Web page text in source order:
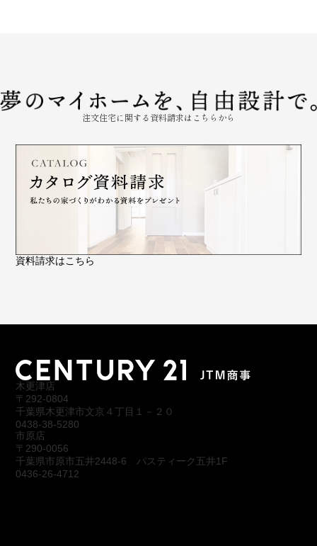
注文住宅に関する資料請求はこちらから
資料請求はこちら
木更津店
〒292-0804
千葉県木更津市文京４丁目１－２０
0438-38-5280
市原店
〒290-0056
千葉県市原市五井2448-6 パスティーク五井1F
0436-26-4712